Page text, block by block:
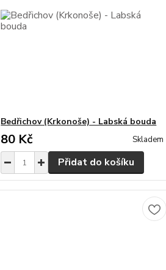
Bedřichov (Krkonoše) - Labská bouda
80 Kč Skladem
Přidat do košíku